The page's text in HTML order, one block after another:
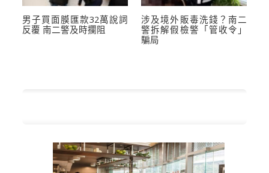
男子買面膜匯款32萬說詞
反覆 南二警及時攔阻
涉及境外販毒洗錢？南二
警拆解假檢警「管收令」
騙局